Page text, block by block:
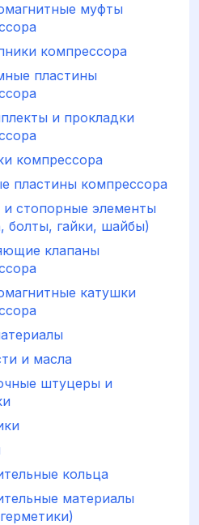
муфты
компрессора
пластины
и прокладки
компрессора
пластины компрессора
стопорные элементы
болты, гайки, шайбы)
клапаны
катушки
и масла
штуцеры и
кольца
материалы